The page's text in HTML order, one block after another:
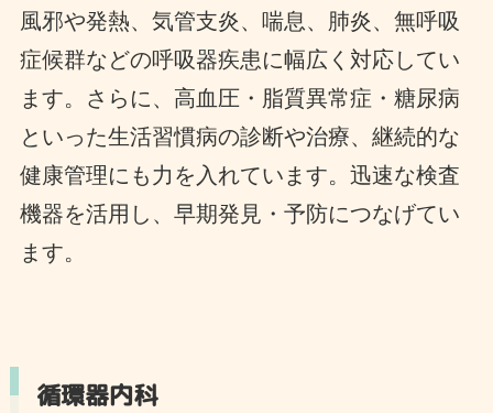
風邪や発熱、気管支炎、喘息、肺炎、無呼吸
症候群などの呼吸器疾患に幅広く対応してい
ます。さらに、高血圧・脂質異常症・糖尿病
といった生活習慣病の診断や治療、継続的な
健康管理にも力を入れています。迅速な検査
機器を活用し、早期発見・予防につなげてい
ます。
循環器内科